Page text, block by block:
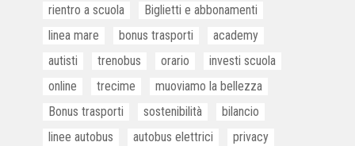
rientro a scuola
Biglietti e abbonamenti
linea mare
bonus trasporti
academy
autisti
trenobus orario
investi scuola
online
trecime
muoviamo la bellezza
Bonus trasporti
sostenibilità
bilancio
linee autobus
autobus elettrici
privacy